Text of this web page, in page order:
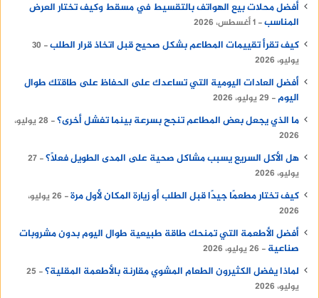
أفضل محلات بيع الهواتف بالتقسيط في مسقط وكيف تختار العرض
المناسب 1 أغسطس، 2026
كيف تقرأ تقييمات المطاعم بشكل صحيح قبل اتخاذ قرار الطلب
30
يوليو، 2026
أفضل العادات اليومية التي تساعدك على الحفاظ على طاقتك طوال
اليوم
29 يوليو، 2026
ما الذي يجعل بعض المطاعم تنجح بسرعة بينما تفشل أخرى؟
28 يوليو،
2026
هل الأكل السريع يسبب مشاكل صحية على المدى الطويل فعلًا؟ 27
يوليو، 2026
كيف تختار مطعمًا جيدًا قبل الطلب أو زيارة المكان لأول مرة
26 يوليو،
2026
أفضل الأطعمة التي تمنحك طاقة طبيعية طوال اليوم بدون مشروبات
صناعية
26 يوليو، 2026
لماذا يفضل الكثيرون الطعام المشوي مقارنة بالأطعمة المقلية؟
25
يوليو، 2026